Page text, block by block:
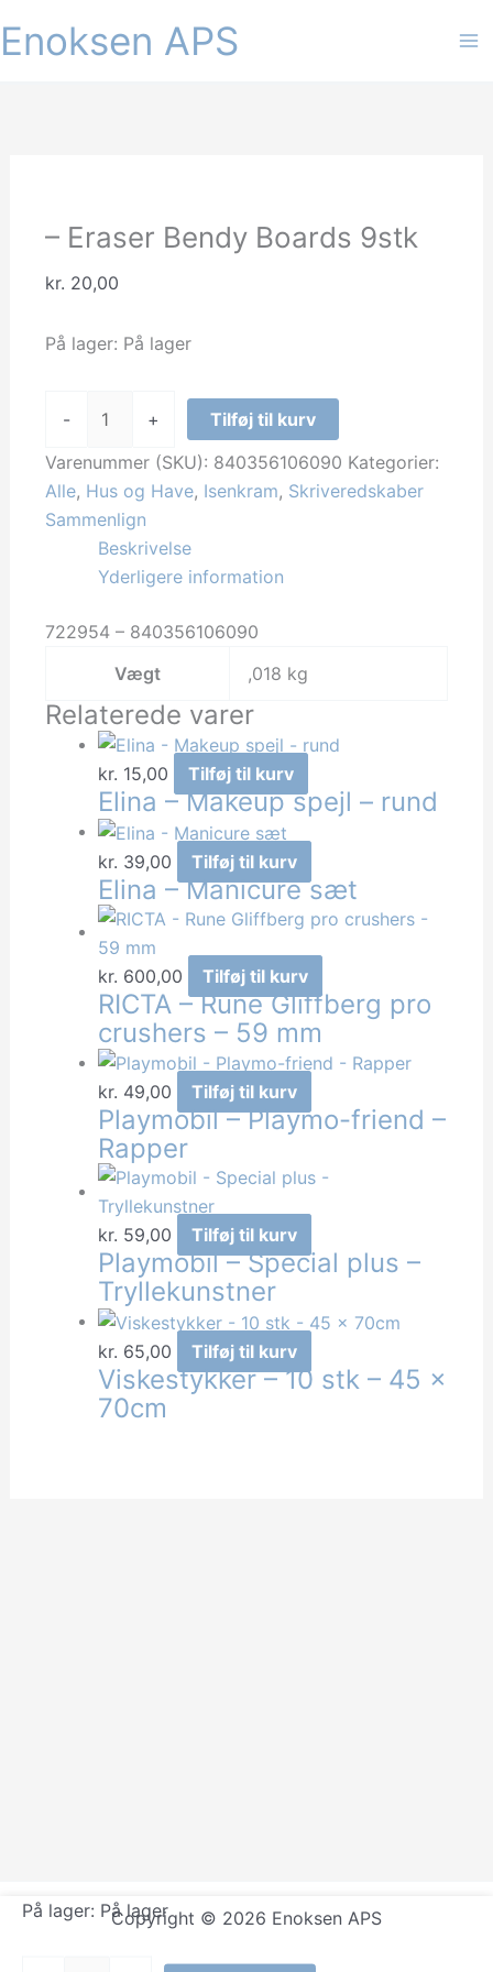
til
Enoksen APS
– Eraser Bendy Boards 9stk
kr. 20,00
På lager: På lager
-
Bendy
Boards
9stk
+
Tilføj til kurv
Varenummer (SKU): 840356106090 Kategorier:
Alle, Hus og Have, Isenkram, Skriveredskaber
Sammenlign
Beskrivelse
Yderligere information
722954 – 840356106090
Vægt
,018 kg
Relaterede varer
kr. 15,00 Tilføj til kurv
Elina – Makeup spejl – rund
kr. 39,00 Tilføj til kurv
Elina – Manicure sæt
kr. 600,00 Tilføj til kurv
RICTA – Rune Gliffberg pro
crushers – 59 mm
kr. 49,00 Tilføj til kurv
Playmobil – Playmo-friend –
Rapper
kr. 59,00 Tilføj til kurv
Playmobil – Special plus –
Tryllekunstner
kr. 65,00 Tilføj til kurv
Viskestykker – 10 stk – 45 x
70cm
Copyright © 2026 Enoksen APS
På lager: På lager